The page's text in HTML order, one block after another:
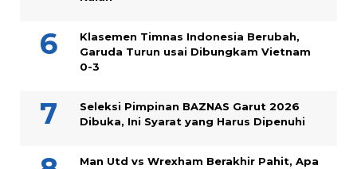
Klasemen Timnas Indonesia Berubah,
Garuda Turun usai Dibungkam Vietnam
0-3
Seleksi Pimpinan BAZNAS Garut 2026
Dibuka, Ini Syarat yang Harus Dipenuhi
Man Utd vs Wrexham Berakhir Pahit, Apa